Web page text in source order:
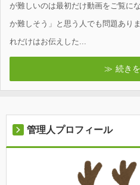
が難しいのは最初だけ動画をご覧に
か難しそう」と思う人でも問題あり
れだけはお伝えした...
続き
管理人プロフィール